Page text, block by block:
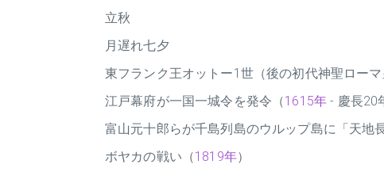
立秋
月遅れ七夕
東フランク王オットー1世（後の初代神聖ロー
江戸幕府が一国一城令を発令（1615年 - 慶長20
富山元十郎らが千島列島のウルップ島に「天地
ボヤカの戦い（1819年）